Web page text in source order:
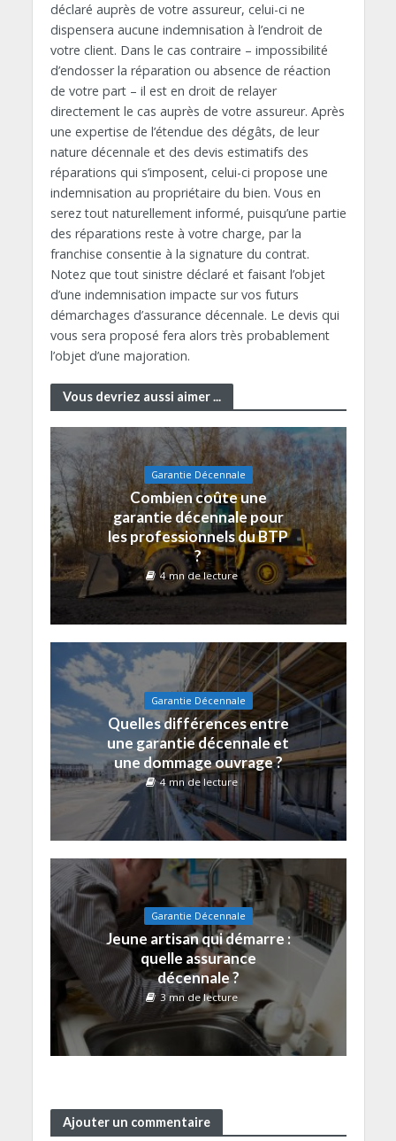
déclaré auprès de votre assureur, celui-ci ne
dispensera aucune indemnisation à l’endroit de
votre client. Dans le cas contraire – impossibilité
d’endosser la réparation ou absence de réaction
de votre part – il est en droit de relayer
directement le cas auprès de votre assureur. Après
une expertise de l’étendue des dégâts, de leur
nature décennale et des devis estimatifs des
réparations qui s’imposent, celui-ci propose une
indemnisation au propriétaire du bien. Vous en
serez tout naturellement informé, puisqu’une partie
des réparations reste à votre charge, par la
franchise consentie à la signature du contrat.
Notez que tout sinistre déclaré et faisant l’objet
d’une indemnisation impacte sur vos futurs
démarchages d’assurance décennale. Le devis qui
vous sera proposé fera alors très probablement
l’objet d’une majoration.
Vous devriez aussi aimer ...
Garantie Décennale
Combien coûte une
garantie décennale pour
les professionnels du BTP
?
4 mn de lecture
Garantie Décennale
Quelles différences entre
une garantie décennale et
une dommage ouvrage ?
4 mn de lecture
Garantie Décennale
Jeune artisan qui démarre :
quelle assurance
décennale ?
3 mn de lecture
Ajouter un commentaire